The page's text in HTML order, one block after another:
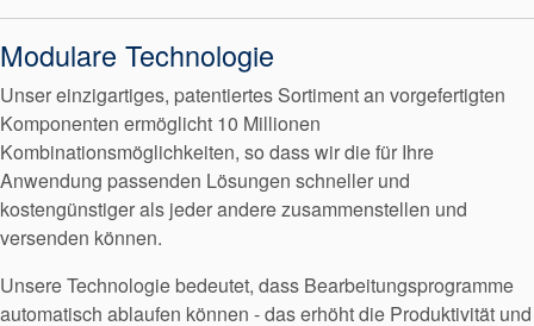
Modulare Technologie
Unser einzigartiges, patentiertes Sortiment an vorgefertigten
Komponenten ermöglicht 10 Millionen
Kombinationsmöglichkeiten, so dass wir die für Ihre
Anwendung passenden Lösungen schneller und
kostengünstiger als jeder andere zusammenstellen und
versenden können.
Unsere Technologie bedeutet, dass Bearbeitungsprogramme
automatisch ablaufen können - das erhöht die Produktivität und